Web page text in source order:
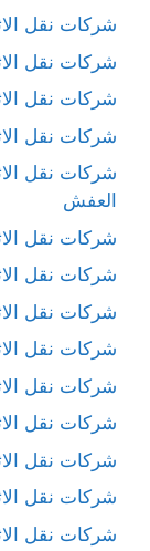
شركات نقل
شركات نقل
شركات نقل
شركات نقل
شركات نقل
العفش
شركات نقل
شركات نقل
شركات نقل
شركات نقل
شركات نقل
شركات نقل
شركات نقل
شركات نقل
شركات نقل